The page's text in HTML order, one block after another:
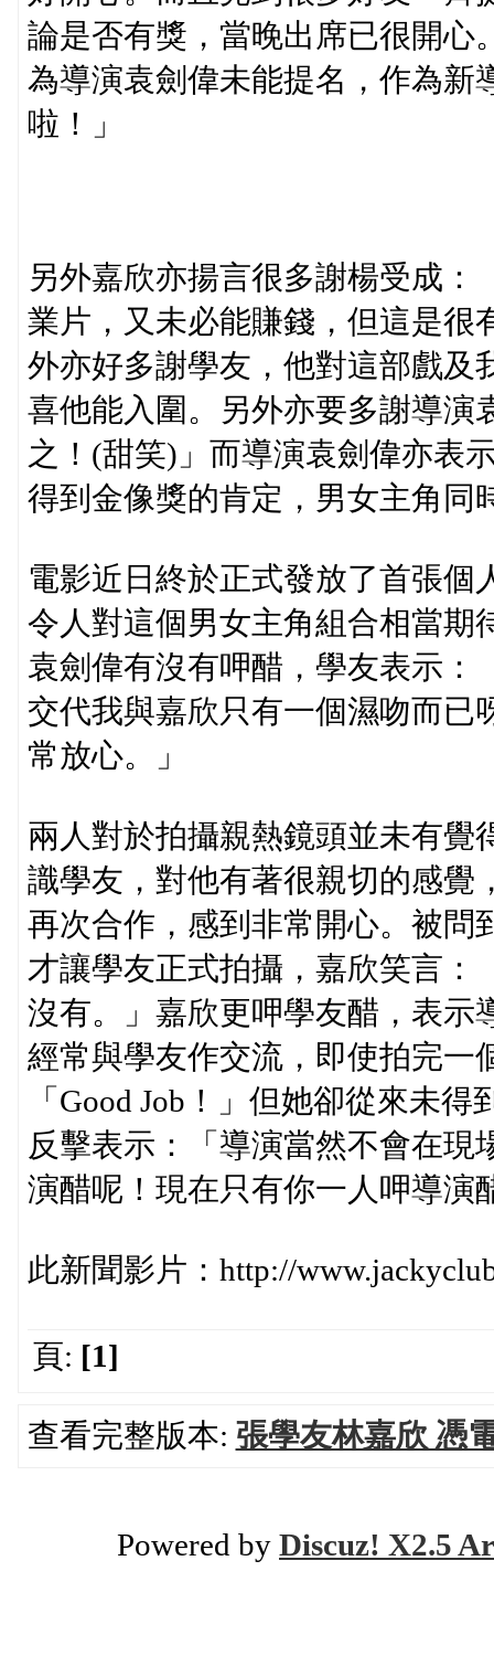
論是否有獎，當晚出席已很開心
為導演袁劍偉未能提名，作為新
啦！」
另外嘉欣亦揚言很多謝楊受成
業片，又未必能賺錢，但這是很
外亦好多謝學友，他對這部戲及
喜他能入圍。另外亦要多謝導演
之！(甜笑)」而導演袁劍偉亦表
得到金像獎的肯定，男女主角同
電影近日終於正式發放了首張個
令人對這個男女主角組合相當期
袁劍偉有沒有呷醋，學友表示：
交代我與嘉欣只有一個濕吻而已
常放心。」
兩人對於拍攝親熱鏡頭並未有覺
識學友，對他有著很親切的感覺
再次合作，感到非常開心。被問
才讓學友正式拍攝，嘉欣笑言：
沒有。」嘉欣更呷學友醋，表示
經常與學友作交流，即使拍完一
「Good Job！」但她卻從來未
反擊表示：「導演當然不會在
演醋呢！現在只有你一人呷導演
此新聞影片：http://
頁: [1]
查看完整版本: 張學友林嘉欣 憑
Powered by Discuz! X2.5